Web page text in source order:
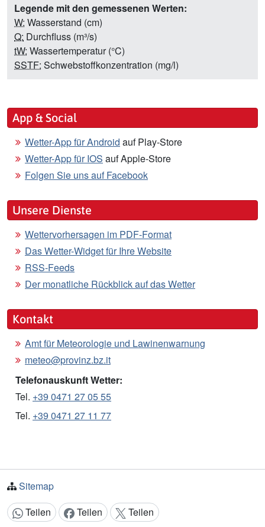
Legende mit den gemessenen Werten:
W: Wasserstand (cm)
Q: Durchfluss (m³/s)
tW: Wassertemperatur (°C)
SSTF: Schwebstoffkonzentration (mg/l)
App & Social
Wetter-App für Android auf Play-Store
Wetter-App für IOS auf Apple-Store
Folgen Sie uns auf Facebook
Unsere Dienste
Wettervorhersagen im PDF-Format
Das Wetter-Widget für Ihre Website
RSS-Feeds
Der monatliche Rückblick auf das Wetter
Kontakt
Amt für Meteorologie und Lawinenwarnung
meteo@provinz.bz.it
Telefonauskunft Wetter:
Tel. +39 0471 27 05 55
Tel. +39 0471 27 11 77
Sitemap
Inhalt teilen:
Teilen Teilen Teilen